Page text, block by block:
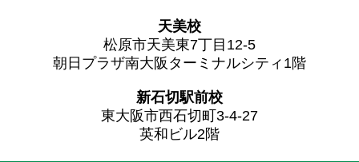
天美校
松原市天美東7丁目12-5
朝日プラザ南大阪ターミナルシティ1階
新石切駅前校
東大阪市西石切町3-4-27
英和ビル2階